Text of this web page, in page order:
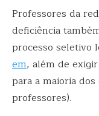
Professores da
deficiência
processo seletivo
em, além de
para a maioria
professores).